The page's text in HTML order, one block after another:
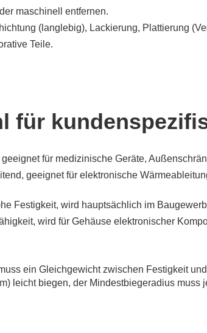
maschinell entfernen.
(langlebig), Lackierung, Plattierung
Teile.
für
für medizinische Geräte,
geeignet für elektronische
Festigkeit, wird hauptsächlich im
wird für Gehäuse elektronischer
ein Gleichgewicht zwischen Festigkeit
leicht biegen, der Mindestbiegeradius muss